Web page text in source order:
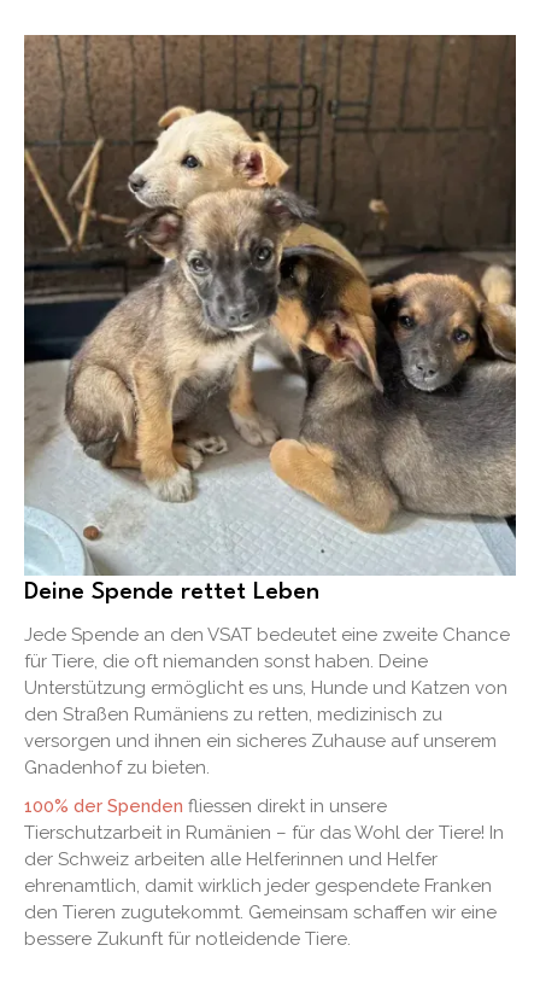
Deine Spende rettet Leben
Jede Spende an den VSAT bedeutet eine zweite Chance
für Tiere, die oft niemanden sonst haben. Deine
Unterstützung ermöglicht es uns, Hunde und Katzen von
den Straßen Rumäniens zu retten, medizinisch zu
versorgen und ihnen ein sicheres Zuhause auf unserem
Gnadenhof zu bieten.
100% der Spenden fliessen direkt in unsere
Tierschutzarbeit in Rumänien – für das Wohl der Tiere! In
der Schweiz arbeiten alle Helferinnen und Helfer
ehrenamtlich, damit wirklich jeder gespendete Franken
den Tieren zugutekommt. Gemeinsam schaffen wir eine
bessere Zukunft für notleidende Tiere.